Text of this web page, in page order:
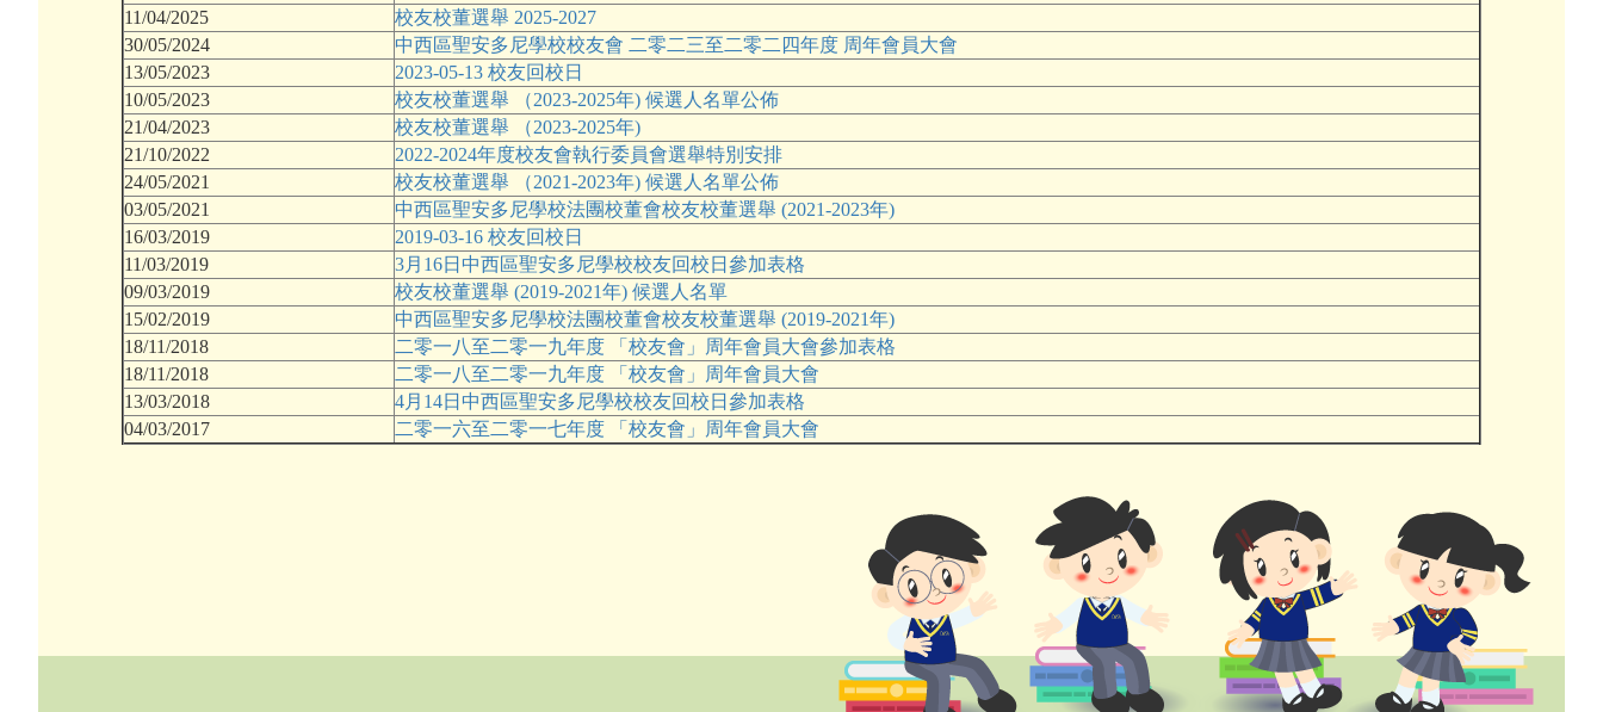
11/04/2025
校友校董選舉 2025-2027
30/05/2024
中西區聖安多尼學校校友會 二零二三至二零二四年度 周年會員大會
13/05/2023
2023-05-13 校友回校日
10/05/2023
校友校董選舉 （2023-2025年) 候選人名單公佈
21/04/2023
校友校董選舉 （2023-2025年)
21/10/2022
2022-2024年度校友會執行委員會選舉特別安排
24/05/2021
校友校董選舉 （2021-2023年) 候選人名單公佈
03/05/2021
中西區聖安多尼學校法團校董會校友校董選舉 (2021-2023年)
16/03/2019
2019-03-16 校友回校日
11/03/2019
3月16日中西區聖安多尼學校校友回校日參加表格
09/03/2019
校友校董選舉 (2019-2021年) 候選人名單
15/02/2019
中西區聖安多尼學校法團校董會校友校董選舉 (2019-2021年)
18/11/2018
二零一八至二零一九年度 「校友會」周年會員大會參加表格
18/11/2018
二零一八至二零一九年度 「校友會」周年會員大會
13/03/2018
4月14日中西區聖安多尼學校校友回校日參加表格
04/03/2017
二零一六至二零一七年度 「校友會」周年會員大會